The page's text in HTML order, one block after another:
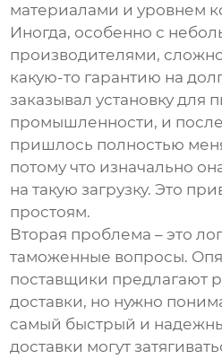
материалами и уровнем
Иногда, особенно с
производителями,
какую-то гарантию на
заказывал установку для
промышленности, и
пришлось полностью
потому что изначально
на такую загрузку. Это
простоям.
Вторая проблема – это
таможенные вопросы.
поставщики предлагают
доставки, но нужно
самый быстрый и
доставки могут